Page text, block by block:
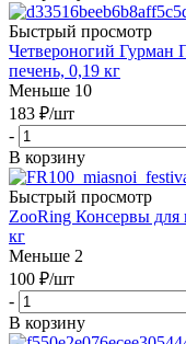
Быстрый просмотр
Четвероногий Гурман
печень, 0,19 кг
Меньше 10
183 ₽/шт
-
В корзину
Быстрый просмотр
ZooRing Консервы для
кг
Меньше 2
100 ₽/шт
-
В корзину